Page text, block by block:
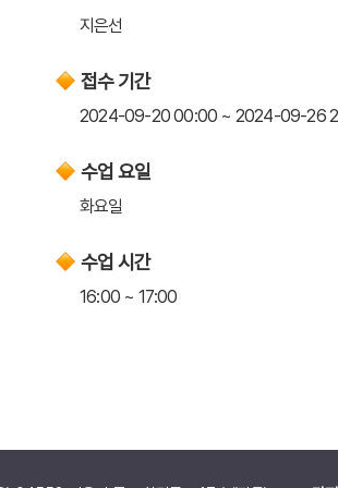
지은선
접수 기간
2024-09-20 00:00 ~ 2024-09-26
수업 요일
화요일
수업 시간
16:00 ~ 17:00